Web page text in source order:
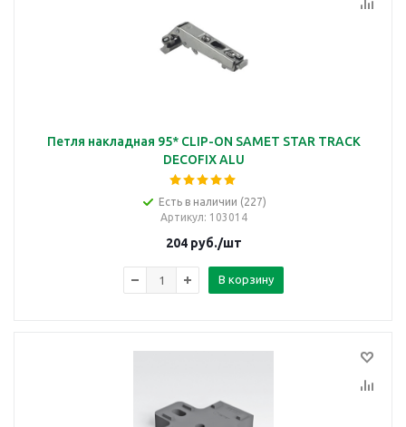
Петля накладная 95* CLIP-ON SAMET STAR TRACK
DECOFIX ALU
Есть в наличии (227)
Артикул: 103014
204руб./шт
В корзину